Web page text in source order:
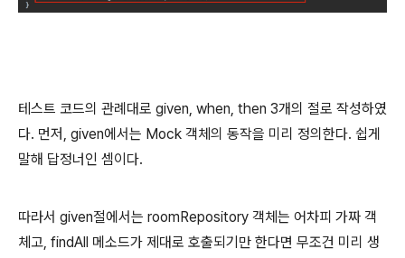
테스트 코드의 관례대로 given, when, then 3개의 절로 작성하였
다. 먼저, given에서는 Mock 객체의 동작을 미리 정의한다. 쉽게
말해 답정너인 셈이다.
따라서 given절에서는 roomRepository 객체는 어차피 가짜 객
체고, findAll 메소드가 제대로 호출되기만 한다면 무조건 미리 생